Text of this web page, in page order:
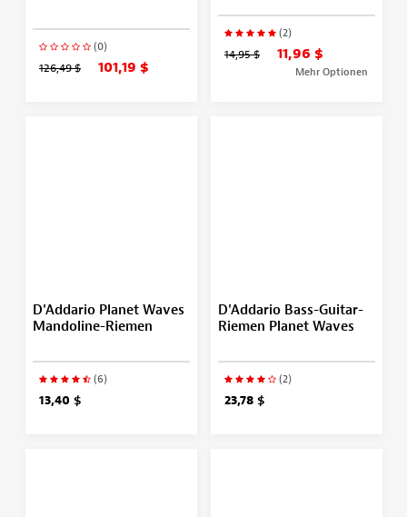
(0)
126,49 $ 101,19 $
(2)
14,95 $ 11,96 $
Mehr Optionen
D'Addario Planet Waves
Mandoline-Riemen
(6)
13,40 $
D'Addario Bass-Guitar-
Riemen Planet Waves
(2)
23,78 $